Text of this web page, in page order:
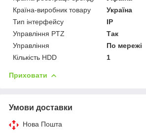
Країна-виробник товару
Україна
Тип інтерфейсу
IP
Управління PTZ
Так
Управління
По мережі
Кількість HDD
1
Приховати
Умови доставки
Нова Пошта